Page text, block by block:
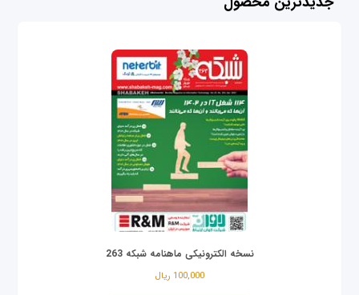
نسخه الکترونیکی ماهنامه شبکه 263
100,000 ریال